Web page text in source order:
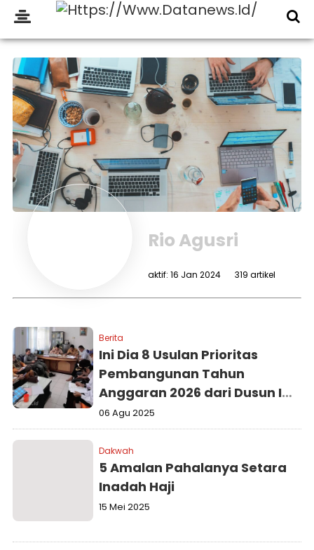
Rio Agusri
aktif: 16 Jan 2024 319 artikel
Berita
Ini Dia 8 Usulan Prioritas
Pembangunan Tahun
Anggaran 2026 dari Dusun IV
Tarab Mulia yang Disepakati
dengan Pemerintah Desa
Tarai Bangun
06 Agu 2025
Dakwah
5 Amalan Pahalanya Setara
Inadah Haji
15 Mei 2025